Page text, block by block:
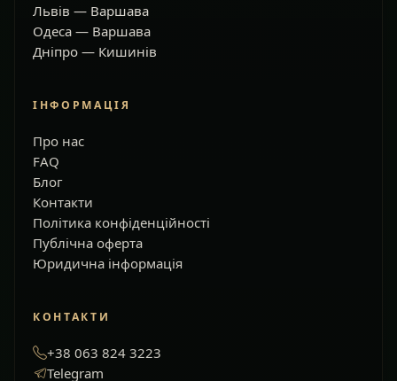
Львів — Варшава
Одеса — Варшава
Дніпро — Кишинів
ІНФОРМАЦІЯ
Про нас
FAQ
Блог
Контакти
Політика конфіденційності
Публічна оферта
Юридична інформація
КОНТАКТИ
+38 063 824 3223
Telegram